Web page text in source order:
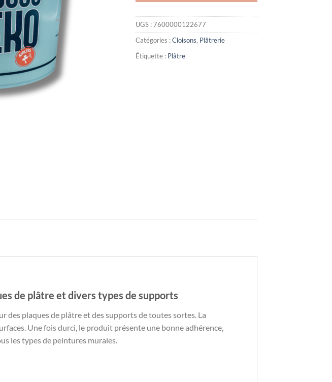
UGS :7600000122677
Catégories :Cloisons, Plâtrerie
Étiquette : Plâtre
de plâtre et divers types de supports
des plaques de plâtre et des supports de toutes sortes. La
Une fois durci, le produit présente une bonne adhérence,
les types de peintures murales.